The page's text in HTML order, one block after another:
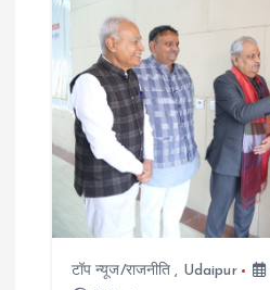
g
a
टॉप न्यूज/राजनीति , Udaipur